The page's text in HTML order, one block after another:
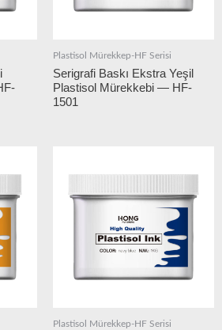
Plastisol Mürekkep-HF Serisi
Serigrafi Baskı Ekstra Yeşil
Plastisol Mürekkebi — HF-
1501
Plastisol Mürekkep-HF Serisi